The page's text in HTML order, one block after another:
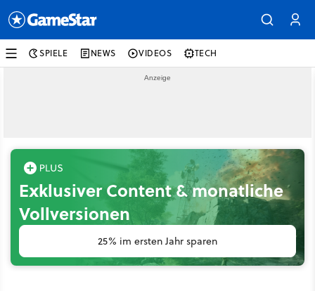
SPIELE NEWS VIDEOS TECH
Exklusiver Content & monatliche
Vollversionen
25% im ersten Jahr sparen